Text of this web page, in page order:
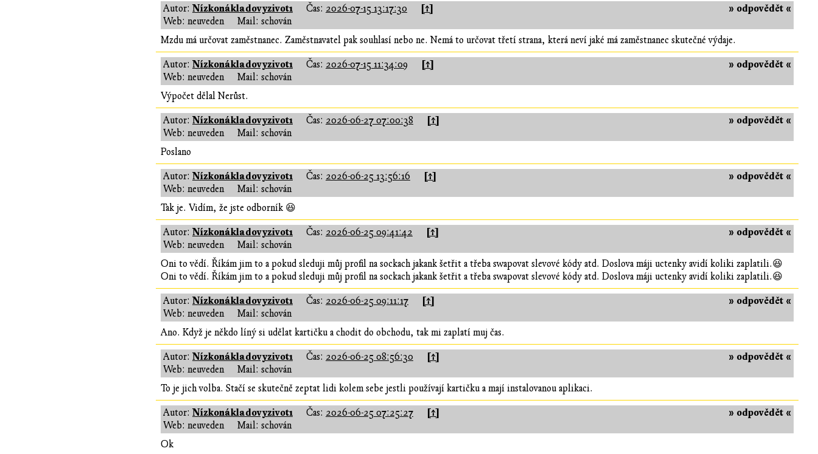
» odpovědět «
Autor: Nízkonákladovyzivot1 Čas: 2026-07-15 13:17:30 [↑]
Web: neuveden
Mail: schován
Mzdu má určovat zaměstnanec. Zaměstnavatel pak souhlasí nebo ne. Nemá to určovat třetí strana, která neví jaké má zaměstnanec skutečné výdaje.
» odpovědět «
Autor: Nízkonákladovyzivot1 Čas: 2026-07-15 11:34:09 [↑]
Web: neuveden
Mail: schován
Výpočet dělal Nerůst.
» odpovědět «
Autor: Nízkonákladovyzivot1 Čas: 2026-06-27 07:00:38 [↑]
Web: neuveden
Mail: schován
Poslano
» odpovědět «
Autor: Nízkonákladovyzivot1 Čas: 2026-06-25 13:56:16 [↑]
Web: neuveden
Mail: schován
Tak je. Vidím, že jste odborník 😆
» odpovědět «
Autor: Nízkonákladovyzivot1 Čas: 2026-06-25 09:41:42 [↑]
Web: neuveden
Mail: schován
Oni to vědí. Říkám jim to a pokud sleduji můj profil na sockach jakank šetřit a třeba swapovat slevové kódy atd. Doslova máji uctenky avidí koliki zaplatili.😆
Oni to vědí. Říkám jim to a pokud sleduji můj profil na sockach jakank šetřit a třeba swapovat slevové kódy atd. Doslova máji uctenky avidí koliki zaplatili.😆
» odpovědět «
Autor: Nízkonákladovyzivot1 Čas: 2026-06-25 09:11:17 [↑]
Web: neuveden
Mail: schován
Ano. Když je někdo líný si udělat kartičku a chodit do obchodu, tak mi zaplatí muj čas.
» odpovědět «
Autor: Nízkonákladovyzivot1 Čas: 2026-06-25 08:56:30 [↑]
Web: neuveden
Mail: schován
To je jich volba. Stačí se skutečně zeptat lidi kolem sebe jestli používají kartičku a mají instalovanou aplikaci.
» odpovědět «
Autor: Nízkonákladovyzivot1 Čas: 2026-06-25 07:25:27 [↑]
Web: neuveden
Mail: schován
Ok